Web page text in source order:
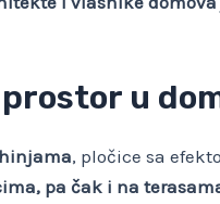
u
, pločice sa
pa čak i na